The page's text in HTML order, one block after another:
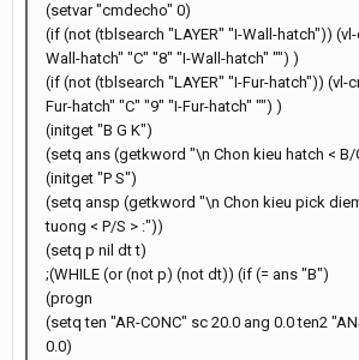
(setvar "cmdecho" 0)
(if (not (tblsearch "LAYER" "I-Wall-hatch"))
Wall-hatch" "C" "8" "I-Wall-hatch" "") )
(if (not (tblsearch "LAYER" "I-Fur-hatch")) (vl-
Fur-hatch" "C" "9" "I-Fur-hatch" "") )
(initget "B G K")
(setq ans (getkword "\n Chon kieu hatch < B/
(initget "P S")
(setq ansp (getkword "\n Chon kieu pick
tuong < P/S > :"))
(setq p nil dt t)
;(WHILE (or (not p) (not dt)) (if (= ans "B")
(progn
(setq ten "AR-CONC" sc 20.0 ang 0.0 ten2
0.0)